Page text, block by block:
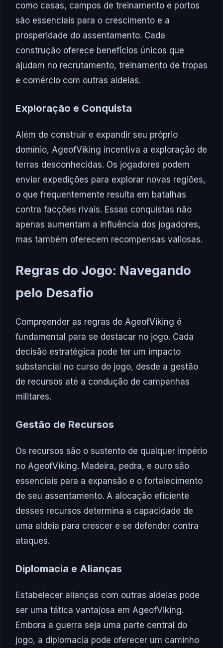
como casas, campos de treinamento e portos
são essenciais para o crescimento e a
prosperidade do assentamento. Cada
construção oferece benefícios únicos que
ajudam no recrutamento, treinamento de tropas
e comércio com outras aldeias.
Exploração e Conquista
Além de construir e expandir seu próprio
domínio, AgeofViking incentiva a exploração de
terras desconhecidas. Os jogadores podem
enviar expedições para explorar novas regiões,
o que frequentemente resulta em batalhas
contra facções rivais. Essas conquistas não
apenas aumentam a influência dos jogadores,
mas também oferecem recompensas valiosas.
Regras do Jogo: Navegando
pelo Desafio
Compreender as regras de AgeofViking é
fundamental para se destacar no jogo. Cada
decisão estratégica pode ter um impacto
substancial no curso do jogo, desde a gestão
de recursos até a condução de campanhas
militares.
Gestão de Recursos
Os recursos são o sustento de qualquer império
no AgeofViking. Madeira, pedra, e ouro são
essenciais para a expansão e o fortalecimento
de seu assentamento. A alocação eficiente
desses recursos determina a capacidade de
uma aldeia para crescer e se defender contra
ataques.
Diplomacia e Alianças
Estabelecer alianças com outras aldeias pode
ser uma tática vantajosa em AgeofViking.
Embora a guerra seja uma parte central do
jogo, a diplomacia pode oferecer um caminho